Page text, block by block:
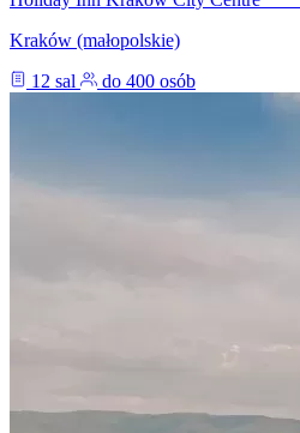
Kraków (małopolskie)
12 sal
do 400 osób